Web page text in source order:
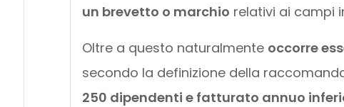
un brevetto o marchio relativi ai campi
Oltre a questo naturalmente occorre
secondo la definizione della
250 dipendenti e fatturato annuo